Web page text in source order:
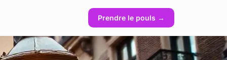
Prendre le pouls →